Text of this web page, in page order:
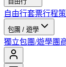
自由行套票行程策
包團 / 遊學
獨立包團/遊學團